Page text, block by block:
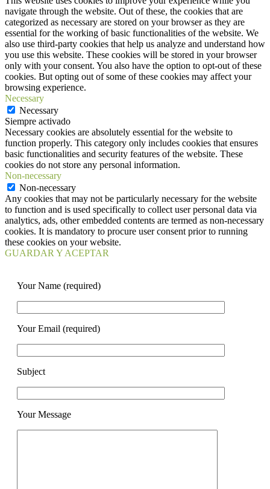
navigate through the website. Out of these, the cookies that are
categorized as necessary are stored on your browser as they are
essential for the working of basic functionalities of the website. We
also use third-party cookies that help us analyze and understand how
you use this website. These cookies will be stored in your browser
only with your consent. You also have the option to opt-out of these
cookies. But opting out of some of these cookies may affect your
browsing experience.
Necessary
Necessary
Siempre activado
Necessary cookies are absolutely essential for the website to
function properly. This category only includes cookies that ensures
basic functionalities and security features of the website. These
cookies do not store any personal information.
Non-necessary
Non-necessary
Any cookies that may not be particularly necessary for the website
to function and is used specifically to collect user personal data via
analytics, ads, other embedded contents are termed as non-necessary
cookies. It is mandatory to procure user consent prior to running
these cookies on your website.
GUARDAR Y ACEPTAR
Your Name (required)
Your Email (required)
Subject
Your Message